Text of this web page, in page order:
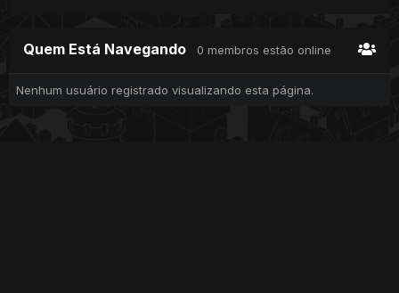
Quem Está Navegando 0 membros estão online
Nenhum usuário registrado visualizando esta página.